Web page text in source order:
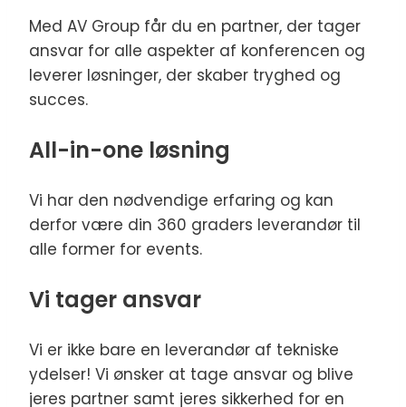
Med AV Group får du en partner, der tager
ansvar for alle aspekter af konferencen og
leverer løsninger, der skaber tryghed og
succes.
All-in-one løsning
Vi har den nødvendige erfaring og kan
derfor være din 360 graders leverandør til
alle former for events.
Vi tager ansvar
Vi er ikke bare en leverandør af tekniske
ydelser! Vi ønsker at tage ansvar og blive
jeres partner samt jeres sikkerhed for en